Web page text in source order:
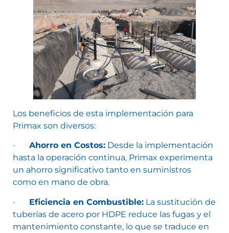
Los beneficios de esta implementación para
Primax son diversos:
· Ahorro en Costos: Desde la implementación
hasta la operación continua, Primax experimenta
un ahorro significativo tanto en suministros
como en mano de obra.
· Eficiencia en Combustible: La sustitución de
tuberías de acero por HDPE reduce las fugas y el
mantenimiento constante, lo que se traduce en